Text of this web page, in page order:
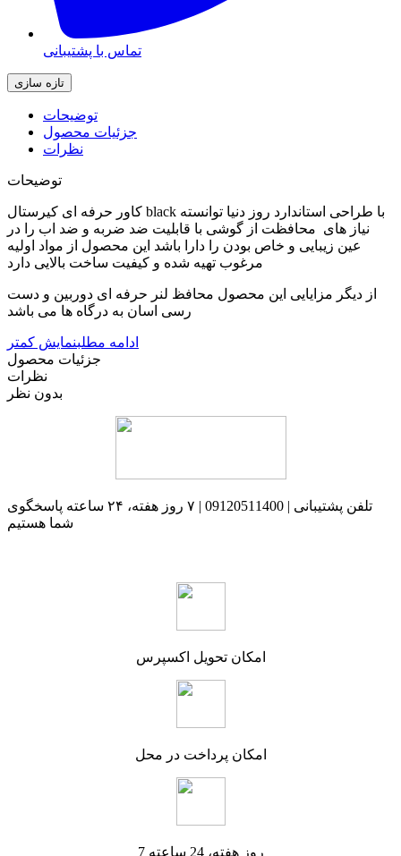
تماس با پشتیبانی
توضیحات
جزئیات محصول
نظرات
توضیحات
کاور حرفه ای کیرستال black با طراحی استاندارد روز دنیا توانسته
نیاز های محافظت از گوشی با قابلیت ضد ضربه و ضد اب را در
عین زیبایی و خاص بودن را دارا باشد این محصول از مواد اولیه
از دیگر مزایایی این محصول محافظ لنر حرفه ای دوربین و دست
ادامه مطلبنمایش کمتر
جزئیات محصول
نظرات
بدون نظر
تلفن پشتیبانی | 09120511400 | ۷ روز هفته، ۲۴ ساعته پاسخگوی
شما هستیم
امکان تحویل اکسپرس
امکان پرداخت در محل
7 روز هفته، 24 ساعته